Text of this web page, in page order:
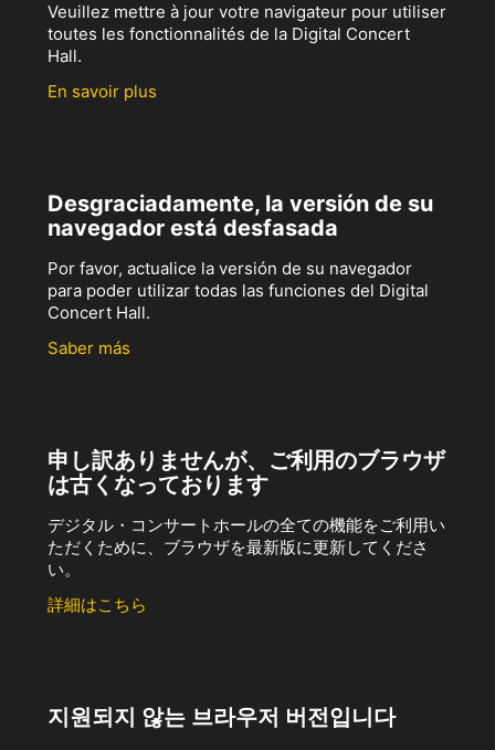
Veuillez mettre à jour votre navigateur pour utiliser
toutes les fonctionnalités de la Digital Concert
Hall.
En savoir plus
Desgraciadamente, la versión de su
navegador está desfasada
Por favor, actualice la versión de su navegador
para poder utilizar todas las funciones del Digital
Concert Hall.
Saber más
申し訳ありませんが、ご利用のブラウザ
は古くなっております
デジタル・コンサートホールの全ての機能をご利用い
ただくために、ブラウザを最新版に更新してくださ
い。
詳細はこちら
지원되지 않는 브라우저 버전입니다